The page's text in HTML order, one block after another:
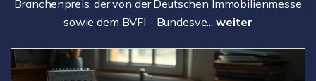
Branchenpreis, der von der Deutschen Immobilienmesse
sowie dem BVFI - Bundesve... weiter